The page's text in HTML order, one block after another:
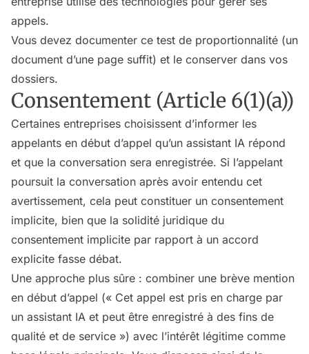
appels.
Vous devez documenter ce test de proportionnalité (un
document d’une page suffit) et le conserver dans vos
dossiers.
Consentement (Article 6(1)(a))
Certaines entreprises choisissent d’informer les
appelants en début d’appel qu’un assistant IA répond
et que la conversation sera enregistrée. Si l’appelant
poursuit la conversation après avoir entendu cet
avertissement, cela peut constituer un consentement
implicite, bien que la solidité juridique du
consentement implicite par rapport à un accord
explicite fasse débat.
Une approche plus sûre : combiner une brève mention
en début d’appel (« Cet appel est pris en charge par
un assistant IA et peut être enregistré à des fins de
qualité et de service ») avec l’intérêt légitime comme